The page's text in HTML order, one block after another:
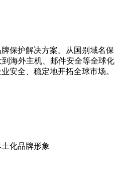
保护解决方案。从国别域名保
海外主机、邮件安全等全球化
安全、稳定地开拓全球市场。
化品牌形象